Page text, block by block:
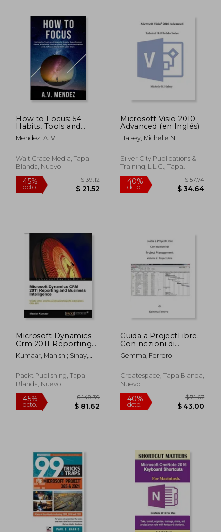
dcto. $ 28.70
45%
dcto.
45%
dcto.
$ 107.09
$ 58.90
45%
How to Focus: 54
Habits, Tools and
Ideas to Create
Superhuman Focus,
Distractions, Stop
Procrastination and
Inglés)
Mendez, A. V.
Walt Grace Media, Tapa
Blanda, Nuevo
Microsoft Visio 2010
Advanced (en Inglés)
Halsey, Michelle N.
Silver City Publications &
Training, L.L.C., Tapa
Blanda, Nuevo
Microsoft Dynamics
Crm 2011 Reporting
(en Inglés)
Kumaar, Manish ; Sinay,
Packt Publishing, Tapa
Blanda, Nuevo
Guida a ProjectLibre.
Con nozioni di
Project Management
(en Italiano)
Gemma, Ferrero
Createspace, Tapa Blanda,
Nuevo